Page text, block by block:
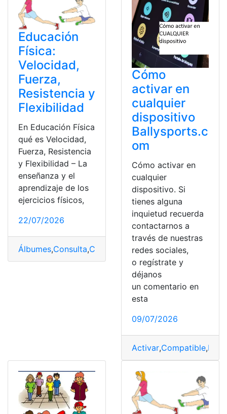
Educación
Física:
Velocidad,
Fuerza,
Resistencia y
Flexibilidad
En Educación Física
qué es Velocidad,
Fuerza, Resistencia
y Flexibilidad – La
enseñanza y el
aprendizaje de los
ejercicios físicos,
22/07/2026
Álbumes,Consulta,Consulta online,Consultas
Cómo
activar en
cualquier
dispositivo
Ballysports.c
om
Cómo activar en
cualquier
dispositivo. Si
tienes alguna
inquietud recuerda
contactarnos a
través de nuestras
redes sociales,
o regístrate y
déjanos
un comentario en
esta
09/07/2026
Activar,Compatible,